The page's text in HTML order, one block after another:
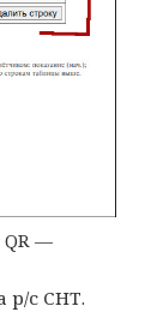
QR —
р/с СНТ.